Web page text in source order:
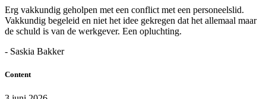
Erg vakkundig geholpen met een conflict met een personeelslid.
Vakkundig begeleid en niet het idee gekregen dat het allemaal maar
de schuld is van de werkgever. Een opluchting.
- Saskia Bakker
Content